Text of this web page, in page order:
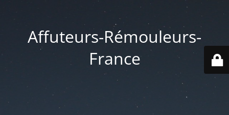
Affuteurs-Rémouleurs-
France